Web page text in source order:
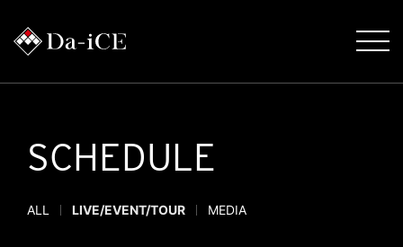
SCHEDULE
ALL LIVE/EVENT/TOUR MEDIA